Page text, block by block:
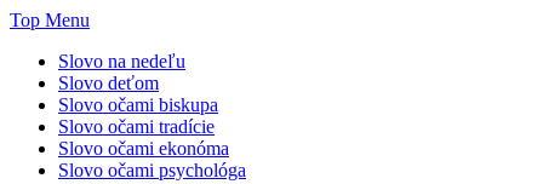
Skip
content
Top Menu
Slovo na nedeľu
Slovo deťom
Slovo očami biskupa
Slovo očami tradície
Slovo očami ekonóma
Slovo očami psychológa